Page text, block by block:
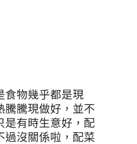
食物幾乎都是現
騰騰現做好，並不
是有時生意好，配
過沒關係啦，配菜